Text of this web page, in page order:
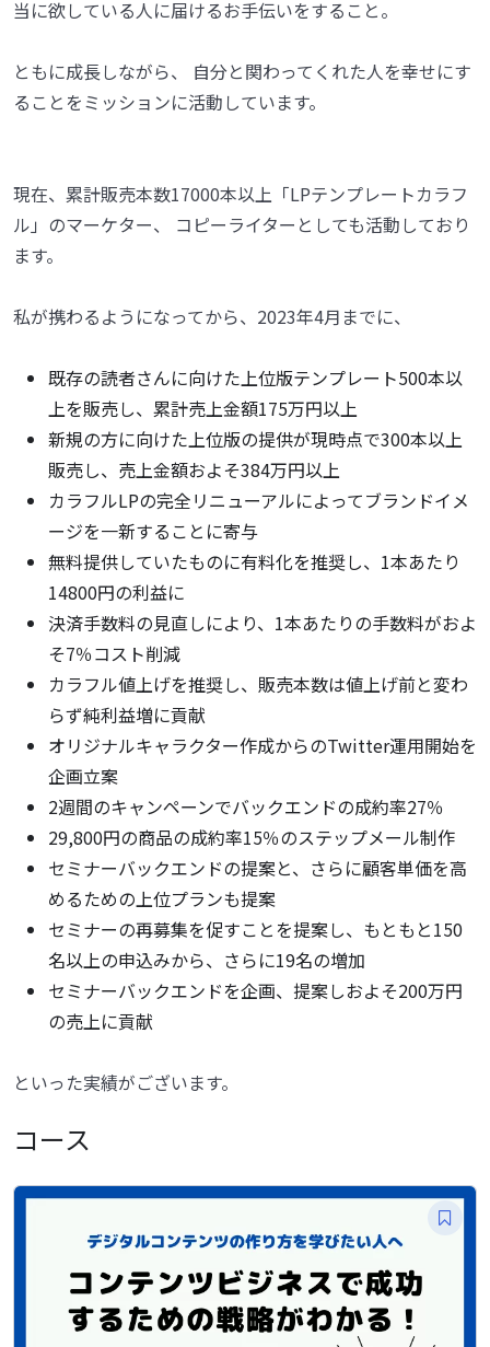
当に欲している人に届けるお手伝いをすること。
ともに成長しながら、 自分と関わってくれた人を幸せにす
ることをミッションに活動しています。
現在、累計販売本数17000本以上「LPテンプレートカラフ
ル」のマーケター、 コピーライターとしても活動しており
ます。
私が携わるようになってから、2023年4月までに、
既存の読者さんに向けた上位版テンプレート500本以
上を販売し、累計売上金額175万円以上
新規の方に向けた上位版の提供が現時点で300本以上
販売し、売上金額およそ384万円以上
カラフルLPの完全リニューアルによってブランドイメ
ージを一新することに寄与
無料提供していたものに有料化を推奨し、1本あたり
14800円の利益に
決済手数料の見直しにより、1本あたりの手数料がおよ
そ7％コスト削減
カラフル値上げを推奨し、販売本数は値上げ前と変わ
らず純利益増に貢献
オリジナルキャラクター作成からのTwitter運用開始を
企画立案
2週間のキャンペーンでバックエンドの成約率27％
29,800円の商品の成約率15％のステップメール制作
セミナーバックエンドの提案と、さらに顧客単価を高
めるための上位プランも提案
セミナーの再募集を促すことを提案し、もともと150
名以上の申込みから、さらに19名の増加
セミナーバックエンドを企画、提案しおよそ200万円
の売上に貢献
といった実績がございます。
コース